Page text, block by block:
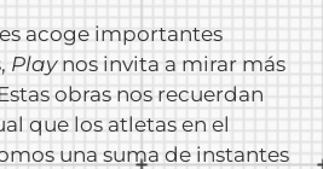
acoge importantes
Playnos invita a mirar más
obras nos recuerdan
que los atletas en el
una suma de instantes